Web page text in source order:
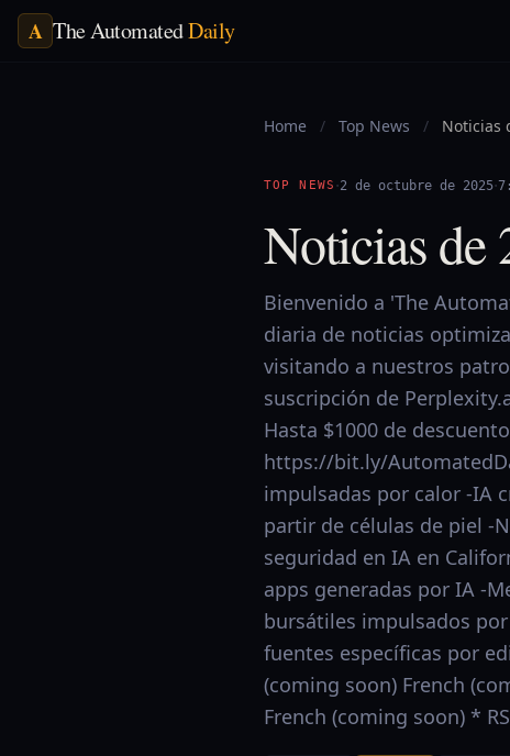
A The AutomatedDaily
Home / Top News / Noticias
TOP NEWS ·2 de octubre de 2025·
Noticias de
Bienvenido a 'The
diaria de noticias
visitando a nuestros
suscripción de
Hasta $1000 de
https://bit.ly/
impulsadas por calor -IA
partir de células de piel -
seguridad en IA en
apps generadas por IA -
bursátiles impulsados
fuentes específicas por
(coming soon) French
French (coming soon) *